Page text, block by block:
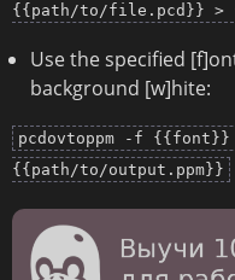
{{path/to/file.pcd}} >
Use the specified
background [w]hite:
pcdovtoppm -f
{{path/to/output.ppm}}